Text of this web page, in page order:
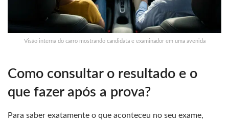
Visão interna do carro mostrando candidata e examinador em uma avenida
Como consultar o resultado e o
que fazer após a prova?
Para saber exatamente o que aconteceu no seu exame,